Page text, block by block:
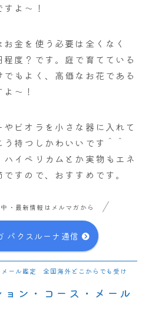
よ～！
金を使う必要は全くなく
度？です。庭で育てている
もよく、高価なお花である
～！
ビオラを小さな器に入れて
持つしかわいいです＾＾
イペリカムとか実物もエネ
すので、おすすめです。
・最新情報はメルマガから
パクスルーナ通信
メール鑑定 全国海外どこからでも受け
ョン・コース・メール